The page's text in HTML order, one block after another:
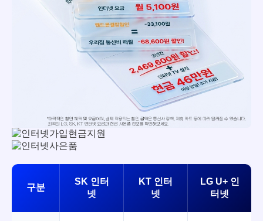
구분
SK 인터
넷
KT 인터
넷
LG U+ 인
터넷